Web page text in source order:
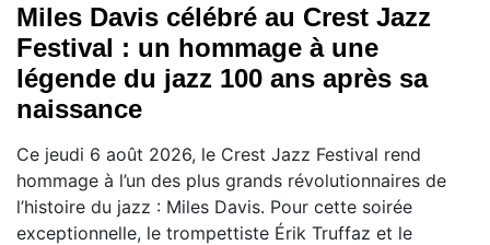
Miles Davis célébré au Crest Jazz
Festival : un hommage à une
légende du jazz 100 ans après sa
naissance
Ce jeudi 6 août 2026, le Crest Jazz Festival rend
hommage à l’un des plus grands révolutionnaires de
l’histoire du jazz : Miles Davis. Pour cette soirée
exceptionnelle, le trompettiste Érik Truffaz et le